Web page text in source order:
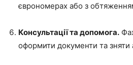
єврономерах або з
Консультації та допомога.
оформити документи та зняти